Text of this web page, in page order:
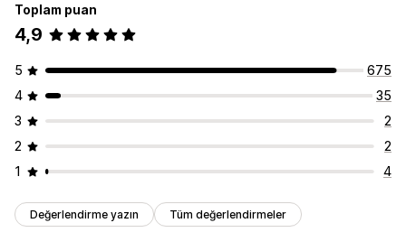
Toplam puan
4,9
5
675
4
35
3
2
2
2
1
4
Değerlendirme yazın Tüm değerlendirmeler